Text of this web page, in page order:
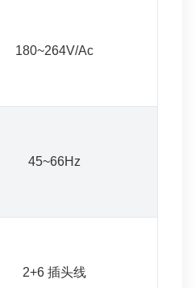
180~264V/Ac
45~66Hz
2+6 插头线